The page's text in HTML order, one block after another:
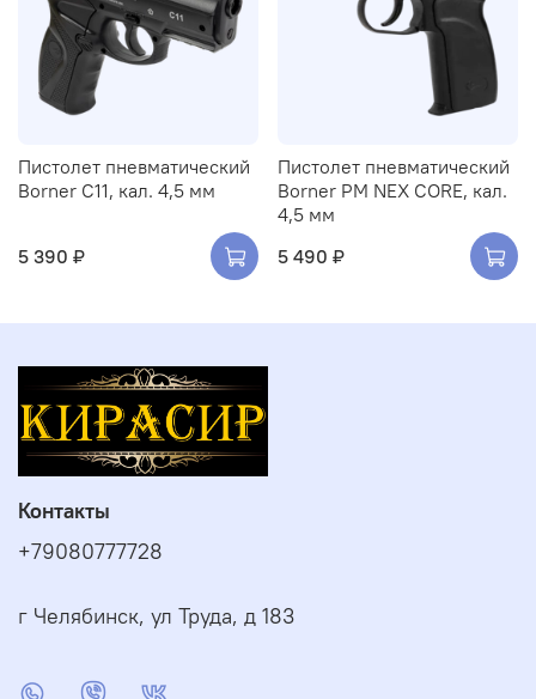
Пистолет пневматический
Borner C11, кал. 4,5 мм
5 390 ₽
Пистолет пневматический
Borner PM NEX CORE, кал.
4,5 мм
5 490 ₽
Контакты
+79080777728
г Челябинск, ул Труда, д 183